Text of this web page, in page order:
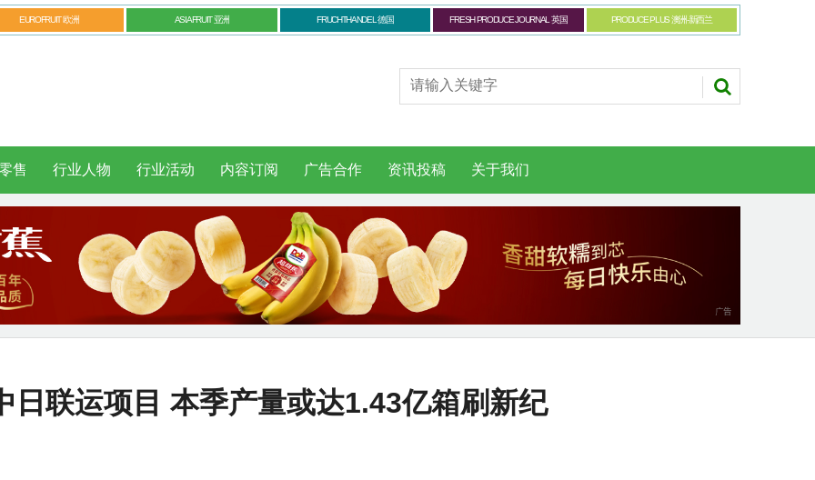
EUROFRUIT 欧洲 ASIAFRUIT 亚洲 FRUCHTHANDEL 德国 FRESH PRODUCE JOURNAL 英国 PRODUCE PLUS 澳洲-新西兰
售 行业人物 行业活动 内容订阅 广告合作 资讯投稿 关于我们
日联运项目 本季产量或达1.43亿箱刷新纪